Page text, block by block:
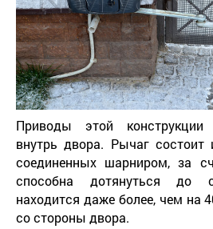
Приводы этой
внутрь двора. Рычаг состоит
соединенных шарниром, за
способна дотянуться до
находится даже более, чем на
со стороны двора.